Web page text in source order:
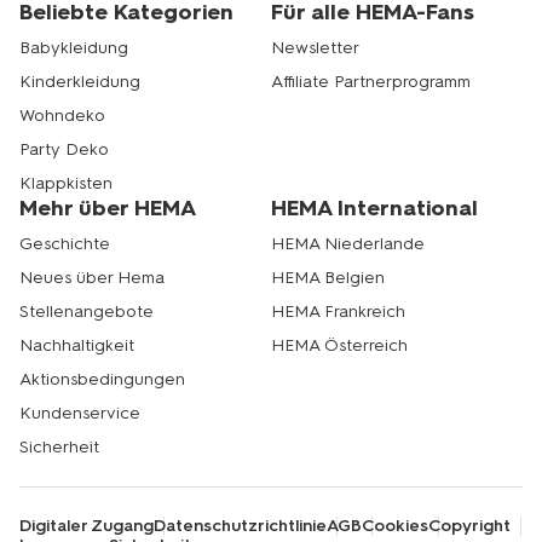
und finde genau das Richtige für dein kleines Wunder.
Mit HEMA wird das Einkaufen für dein Baby zum
Vergnügen egal ob online oder im Geschäft.
Beliebte Kategorien
Babykleidung
Kinderkleidung
Wohndeko
Party Deko
Klappkisten
Für alle HEMA-Fans
Newsletter
Affiliate Partnerprogramm
Mehr über HEMA
Geschichte
Neues über Hema
Stellenangebote
Nachhaltigkeit
Aktionsbedingungen
Kundenservice
Sicherheit
HEMA International
HEMA Niederlande
HEMA Belgien
HEMA Frankreich
HEMA Österreich
Digitaler ZugangDatenschutzrichtlinieAGBCookiesCopyright